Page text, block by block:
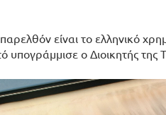
είναι το ελληνικό
ο Διοικητής